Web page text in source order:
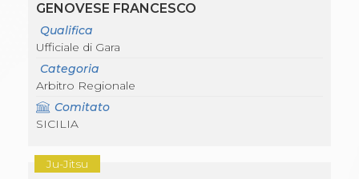
GENOVESE FRANCESCO
Qualifica
Ufficiale di Gara
Categoria
Arbitro Regionale
Comitato
SICILIA
Ju-Jitsu